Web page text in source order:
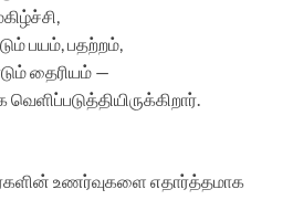
பயம், பதற்றம்,
தைரியம் —
உணர்வுகளை எதார்த்தமாக